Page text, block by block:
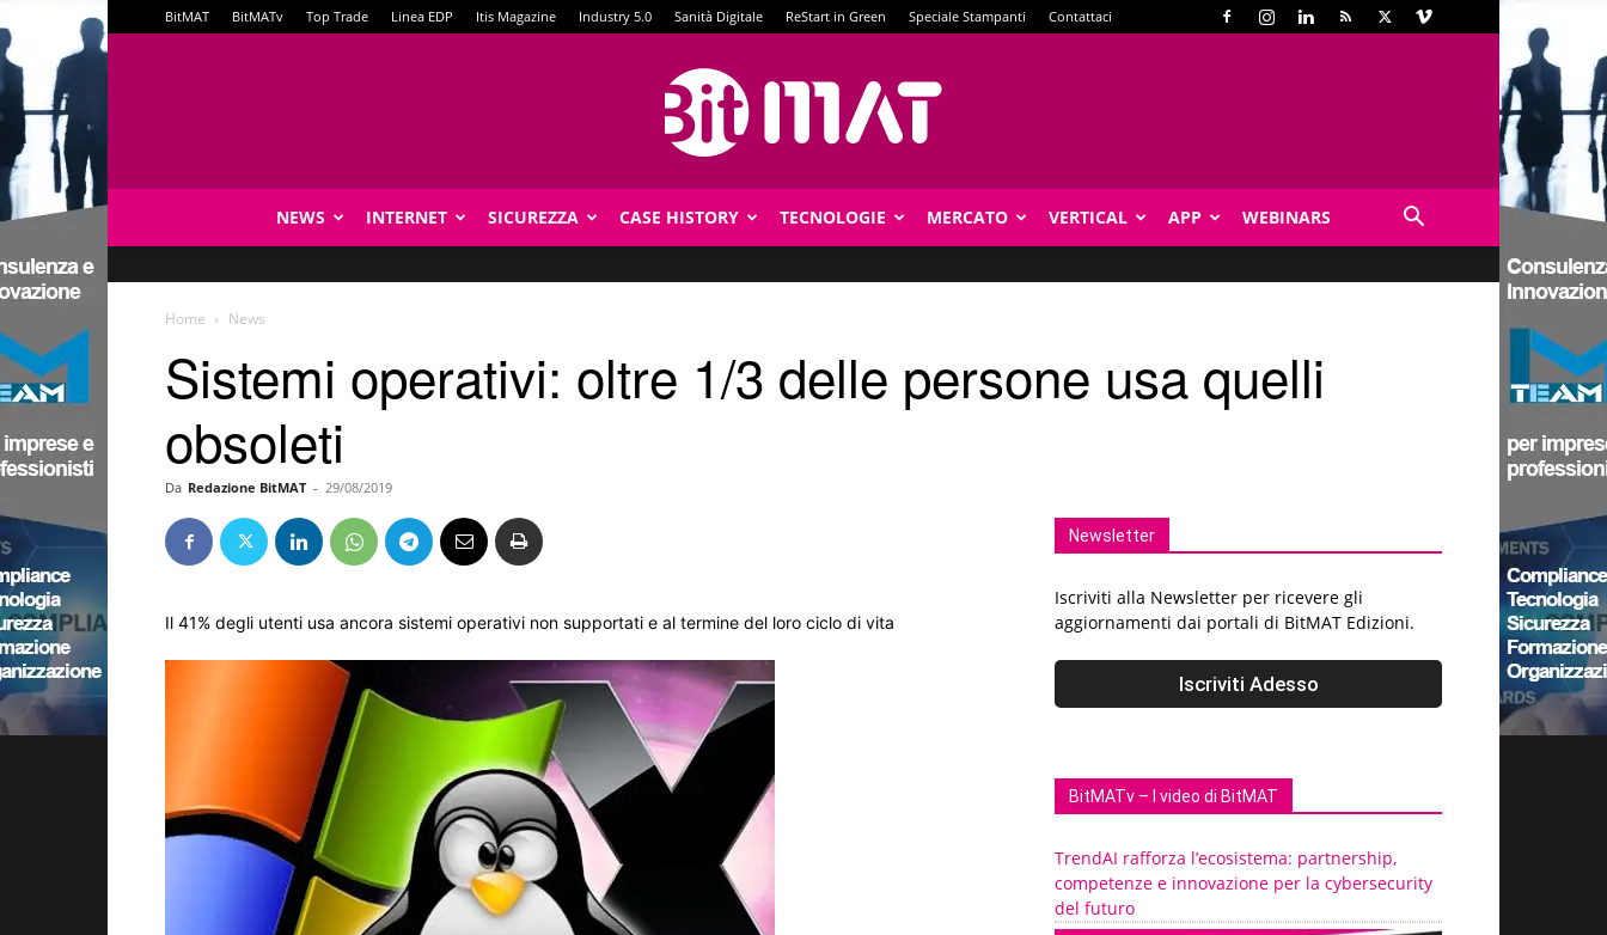
BitMAT BitMATv Top Trade Linea EDP Itis Magazine Industry 5.0 Sanità Digitale ReStart in Green Speciale Stampanti Contattaci
NEWS INTERNET SICUREZZA CASE HISTORY TECNOLOGIE MERCATO VERTICAL APP WEBINARS
Home News
Sistemi operativi: oltre 1/3 delle persone usa quelli
obsoleti
Da Redazione BitMAT - 29/08/2019
Il 41% degli utenti usa ancora sistemi operativi non supportati e al termine del loro ciclo di vita
Newsletter
Iscriviti alla Newsletter per ricevere gli
aggiornamenti dai portali di BitMAT Edizioni.
BitMATv – I video di BitMAT
TrendAI rafforza l’ecosistema: partnership,
competenze e innovazione per la cybersecurity
del futuro